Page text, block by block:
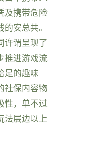
及携带危险
安总共。
许谓呈现了
推进游戏流
足的趣味
社保内容物
性，单不过
法层边以上